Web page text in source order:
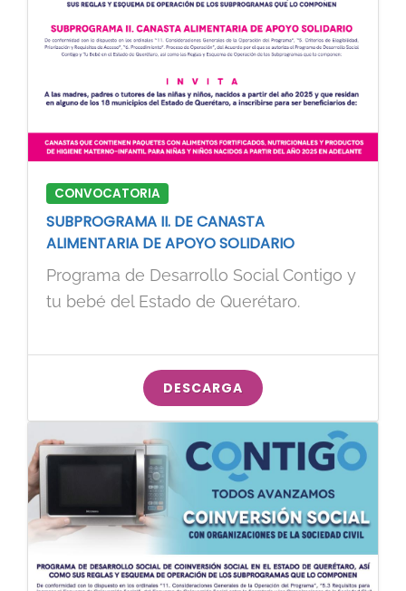
CONVOCATORIA
SUBPROGRAMA II. DE CANASTA
ALIMENTARIA DE APOYO SOLIDARIO
Programa de Desarrollo Social Contigo y
tu bebé del Estado de Querétaro.
DESCARGA